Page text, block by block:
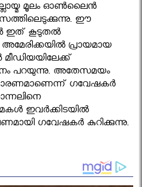
മൂലം ഓണ്‍ലൈന്‍
ഈ
ഇത് കൂടുതല്‍
പ്രായമായ
പറയുന്നു. അതേസമയം
ഗവേഷകര്‍
ഇവര്‍ക്കിടയില്‍
ഗവേഷകര്‍ കുറിക്കുന്നു.